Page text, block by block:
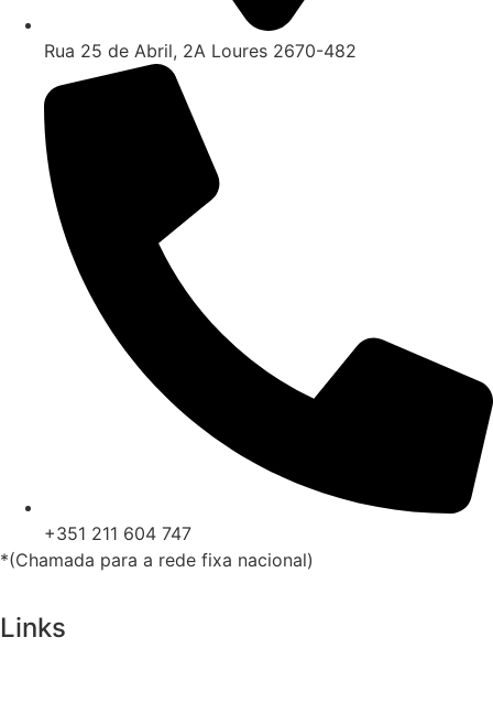
Rua 25 de Abril, 2A Loures 2670-482
+351 211 604 747
*(Chamada para a rede fixa nacional)
Links